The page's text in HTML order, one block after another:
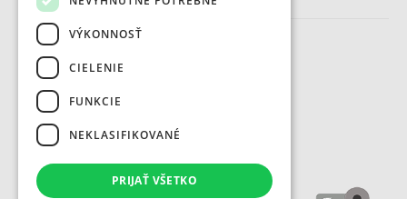
VÝKONNOSŤ
CIELENIE
FUNKCIE
NEKLASIFIKOVANÉ
PRIJAŤ VŠETKO